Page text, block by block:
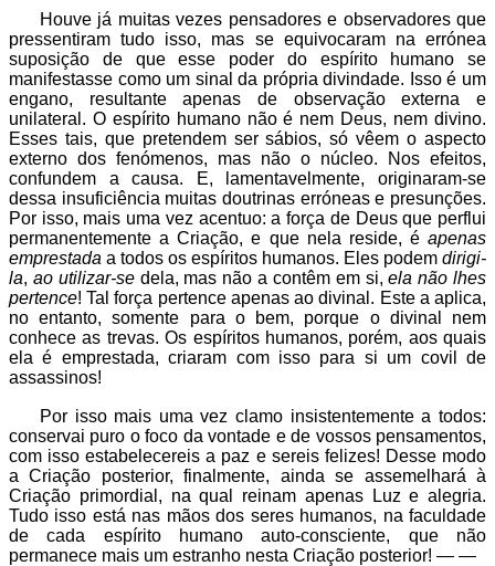
Houve já muitas vezes pensadores e observadores que
pressentiram tudo isso, mas se equivocaram na errónea
suposição de que esse poder do espírito humano se
manifestasse como um sinal da própria divindade. Isso é um
engano, resultante apenas de observação externa e
unilateral. O espírito humano não é nem Deus, nem divino.
Esses tais, que pretendem ser sábios, só vêem o aspecto
externo dos fenómenos, mas não o núcleo. Nos efeitos,
confundem a causa. E, lamentavelmente, originaram-se
dessa insuficiência muitas doutrinas erróneas e presunções.
Por isso, mais uma vez acentuo: a força de Deus que perflui
permanentemente a Criação, e que nela reside, é apenas
emprestada a todos os espíritos humanos. Eles podem dirigi-
la, ao utilizar-se dela, mas não a contêm em si,ela não lhes
pertence! Tal força pertence apenas ao divinal. Este a aplica,
no entanto, somente para o bem, porque o divinal nem
conhece as trevas. Os espíritos humanos, porém, aos quais
ela é emprestada, criaram com isso para si um covil de
assassinos!
Por isso mais uma vez clamo insistentemente a todos:
conservai puro o foco da vontade e de vossos pensamentos,
com isso estabelecereis a paz e sereis felizes! Desse modo
a Criação posterior, finalmente, ainda se assemelhará à
Criação primordial, na qual reinam apenas Luz e alegria.
Tudo isso está nas mãos dos seres humanos, na faculdade
de cada espírito humano auto-consciente, que não
permanece mais um estranho nesta Criação posterior! — —